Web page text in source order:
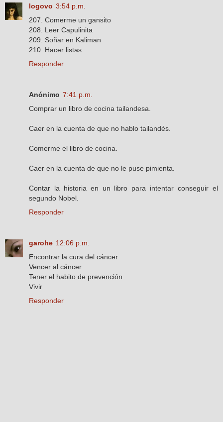
logovo 3:54 p.m.
207. Comerme un gansito
208. Leer Capulinita
209. Soñar en Kaliman
210. Hacer listas
Responder
Anónimo 7:41 p.m.
Comprar un libro de cocina tailandesa.
Caer en la cuenta de que no hablo tailandés.
Comerme el libro de cocina.
Caer en la cuenta de que no le puse pimienta.
Contar la historia en un libro para intentar conseguir el
segundo Nobel.
Responder
garohe 12:06 p.m.
Encontrar la cura del cáncer
Vencer al cáncer
Tener el habito de prevención
Vivir
Responder